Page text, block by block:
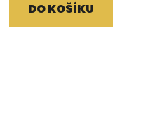
DO KOŠÍKU